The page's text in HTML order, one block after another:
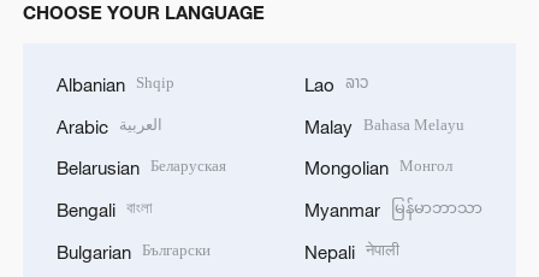
CHOOSE YOUR LANGUAGE
Albanian Shqip
Arabic العربية
Belarusian Беларуская
Bengali বাংলা
Bulgarian Български
Lao ລາວ
Malay Bahasa Melayu
Mongolian Монгол
Myanmar မြန်မာဘာသာ
Nepali नेपाली